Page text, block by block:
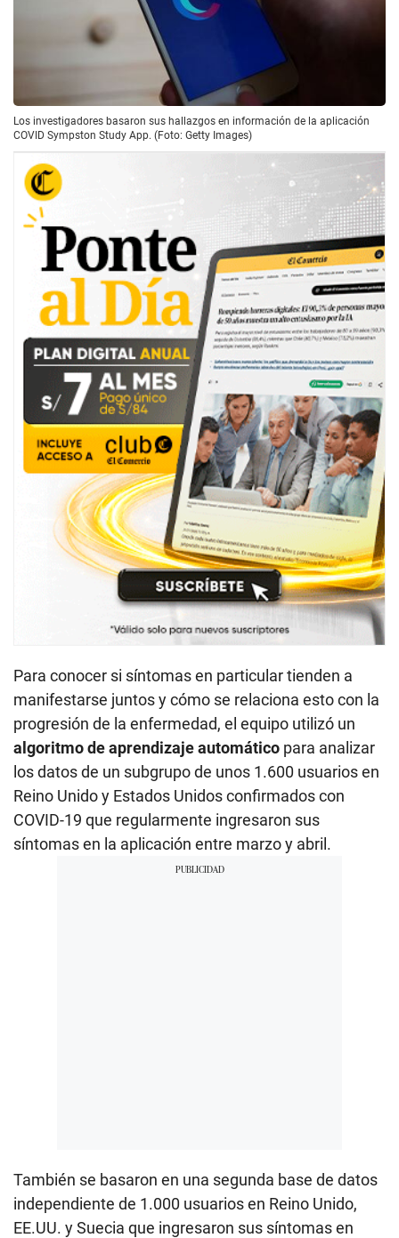
Los investigadores basaron sus hallazgos en información de la aplicación
COVID Sympston Study App. (Foto: Getty Images)
Para conocer si síntomas en particular tienden a
manifestarse juntos y cómo se relaciona esto con la
progresión de la enfermedad, el equipo utilizó un
algoritmo de aprendizaje automático para analizar
los datos de un subgrupo de unos 1.600 usuarios en
Reino Unido y Estados Unidos confirmados con
COVID-19 que regularmente ingresaron sus
síntomas en la aplicación entre marzo y abril.
También se basaron en una segunda base de datos
independiente de 1.000 usuarios en Reino Unido,
EE.UU. y Suecia que ingresaron sus síntomas en